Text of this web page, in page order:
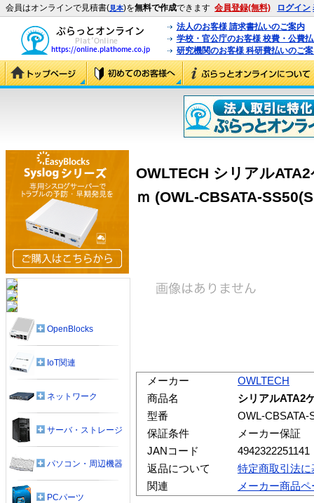
会員はオンラインで見積書(見本)を無料で作成できます 会員登録(無料) ログイン
法人のお客様 請求書払いのご案内
学校・官公庁のお客様 校費・公費
研究機関のお客様 科研費払いのご
OWLTECH シリアル
ｍ (OWL-CBSATA-
メーカー
OWLTECH
商品名
シリアルATA2
型番
OWL-CBSATA-
保証条件
メーカー保証
JANコード
4942322251141
返品について
特定商取引法
関連
メーカー商品ペ
OpenBlocks
IoT関連
ネットワーク
サーバ・ストレージ
パソコン・周辺機器
PCパーツ